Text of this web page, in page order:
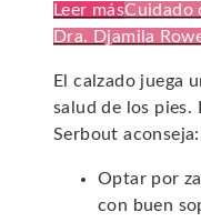
Leer másCuidado
Dra. Djamila
El calzado juega
salud de los pies.
Serbout aconseja:
Optar por
con buen